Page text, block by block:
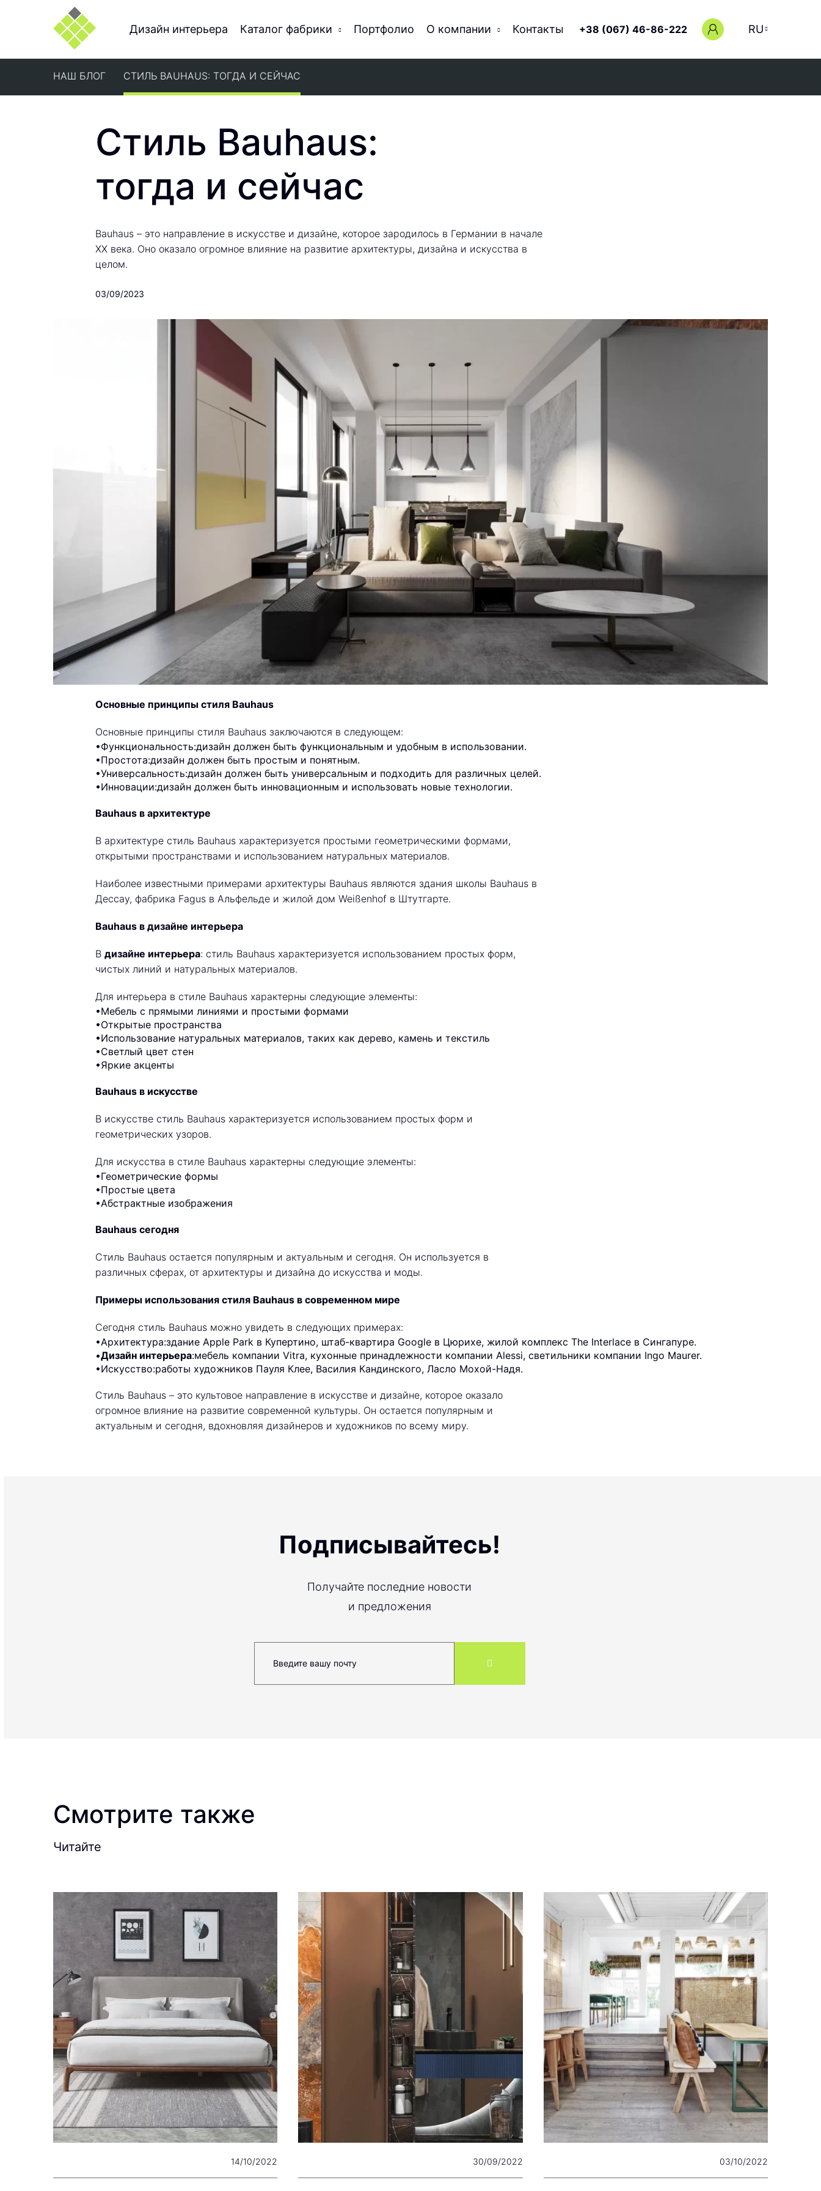
Дизайн интерьера Каталог фабрики Портфолио О компании Контакты +38 (067) 46-86-222 RU
НАШ БЛОГ СТИЛЬ BAUHAUS: ТОГДА И СЕЙЧАС
Стиль Bauhaus:
тогда и сейчас
Bauhaus – это направление в искусстве и дизайне, которое зародилось в Германии в начале
XX века. Оно оказало огромное влияние на развитие архитектуры, дизайна и искусства в
целом.
03/09/2023
Основные принципы стиля Bauhaus
Основные принципы стиля Bauhaus заключаются в следующем:
•Функциональность:дизайн должен быть функциональным и удобным в использовании.
•Простота:дизайн должен быть простым и понятным.
•Универсальность:дизайн должен быть универсальным и подходить для различных целей.
•Инновации:дизайн должен быть инновационным и использовать новые технологии.
Bauhaus в архитектуре
В архитектуре стиль Bauhaus характеризуется простыми геометрическими формами,
открытыми пространствами и использованием натуральных материалов.
Наиболее известными примерами архитектуры Bauhaus являются здания школы Bauhaus в
Дессау, фабрика Fagus в Альфельде и жилой дом Weißenhof в Штутгарте.
Bauhaus в дизайне интерьера
В дизайне интерьера: стиль Bauhaus характеризуется использованием простых форм,
чистых линий и натуральных материалов.
Для интерьера в стиле Bauhaus характерны следующие элементы:
•Мебель с прямыми линиями и простыми формами
•Открытые пространства
•Использование натуральных материалов, таких как дерево, камень и текстиль
•Светлый цвет стен
•Яркие акценты
Bauhaus в искусстве
В искусстве стиль Bauhaus характеризуется использованием простых форм и
геометрических узоров.
Для искусства в стиле Bauhaus характерны следующие элементы:
•Геометрические формы
•Простые цвета
•Абстрактные изображения
Bauhaus сегодня
Стиль Bauhaus остается популярным и актуальным и сегодня. Он используется в
различных сферах, от архитектуры и дизайна до искусства и моды.
Примеры использования стиля Bauhaus в современном мире
Сегодня стиль Bauhaus можно увидеть в следующих примерах:
•Архитектура:здание Apple Park в Купертино, штаб-квартира Google в Цюрихе, жилой комплекс The Interlace в Сингапуре.
•Дизайн интерьера:мебель компании Vitra, кухонные принадлежности компании Alessi, светильники компании Ingo Maurer.
•Искусство:работы художников Пауля Клее, Василия Кандинского, Ласло Мохой-Надя.
Стиль Bauhaus – это культовое направление в искусстве и дизайне, которое оказало
огромное влияние на развитие современной культуры. Он остается популярным и
актуальным и сегодня, вдохновляя дизайнеров и художников по всему миру.
Подписывайтесь!
Получайте последние новости
и предложения
Смотрите также
Читайте
14/10/2022 30/09/2022 03/10/2022